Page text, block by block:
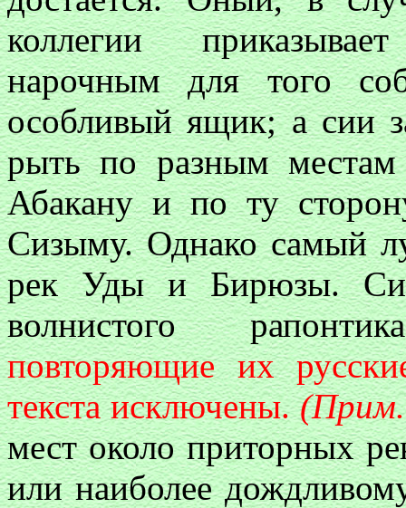
коллегии
нарочным для того
особливый ящик; а сии
рыть по разным
Абакану и по ту
Сизыму. Однако самый
рек Уды и Бирюзы.
волнистого
повторяющие их
текста исключены.
мест около приторных
или наиболее